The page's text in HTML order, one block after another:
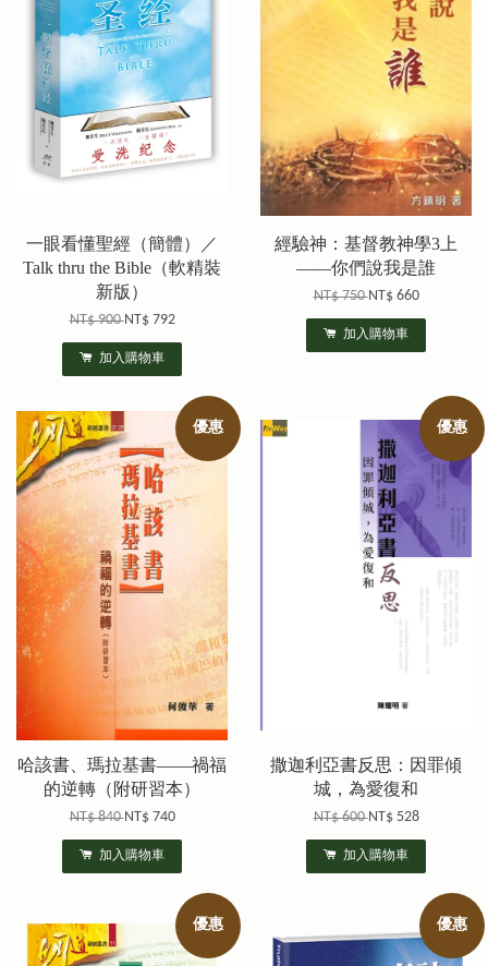
一眼看懂聖經（簡體）／
Talk thru the Bible（軟精裝
新版）
NT$ 900NT$ 792
加入購物車
經驗神：基督教神學3上
——你們說我是誰
NT$ 750NT$ 660
加入購物車
優惠
哈該書、瑪拉基書——禍福
的逆轉（附研習本）
NT$ 840NT$ 740
加入購物車
優惠
撒迦利亞書反思：因罪傾
城，為愛復和
NT$ 600NT$ 528
加入購物車
優惠 優惠